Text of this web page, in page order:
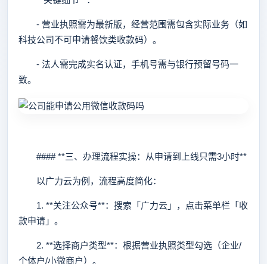
- 营业执照需为最新版，经营范围需包含实际业务（如
科技公司不可申请餐饮类收款码）。
- 法人需完成实名认证，手机号需与银行预留号码一
致。
#### **三、办理流程实操：从申请到上线只需3小时**
以广力云为例，流程高度简化：
1. **关注公众号**：搜索「广力云」，点击菜单栏「收
款申请」。
2. **选择商户类型**：根据营业执照类型勾选（企业/
个体户/小微商户）。